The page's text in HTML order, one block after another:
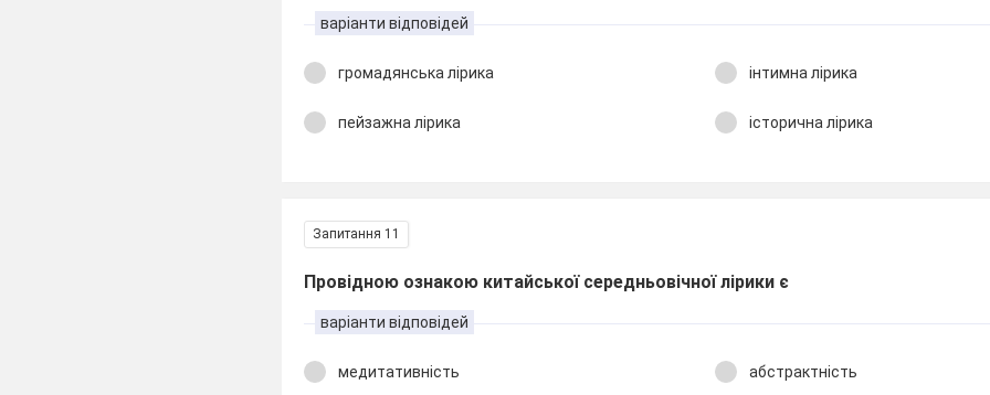
варіанти відповідей
громадянська лірика інтимна лірика
пейзажна лірика історична лірика
Запитання 11
Провідною ознакою китайської середньовічної лірики є
варіанти відповідей
медитативність абстрактність